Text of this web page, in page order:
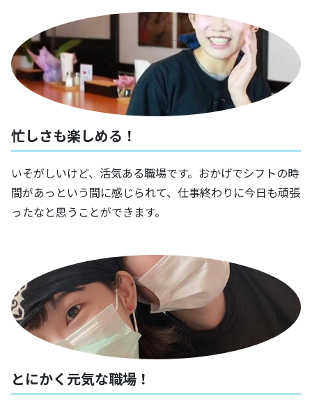
忙しさも楽しめる！
いそがしいけど、活気ある職場です。おかげでシフトの時
間があっという間に感じられて、仕事終わりに今日も頑張
ったなと思うことができます。
とにかく元気な職場！